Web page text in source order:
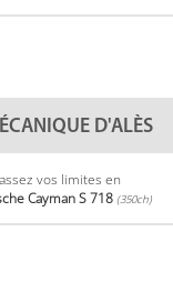
D'ALÈS
vos limites en
Cayman S 718 (350ch)